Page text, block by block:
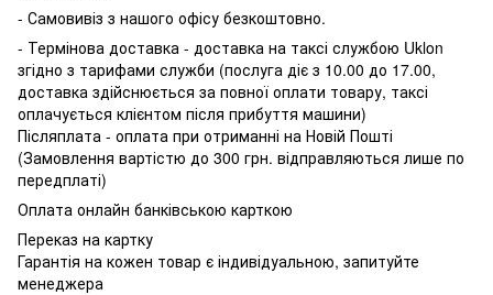
- Самовивіз з нашого офісу безкоштовно.
- Термінова доставка - доставка на таксі службою Uklon
згідно з тарифами служби (послуга діє з 10.00 до 17.00,
доставка здійснюється за повної оплати товару, таксі
оплачується клієнтом після прибуття машини)
Післяплата - оплата при отриманні на Новій Пошті
(Замовлення вартістю до 300 грн. відправляються лише по
передплаті)
Оплата онлайн банківською карткою
Переказ на картку
Гарантія на кожен товар є індивідуальною, запитуйте
менеджера